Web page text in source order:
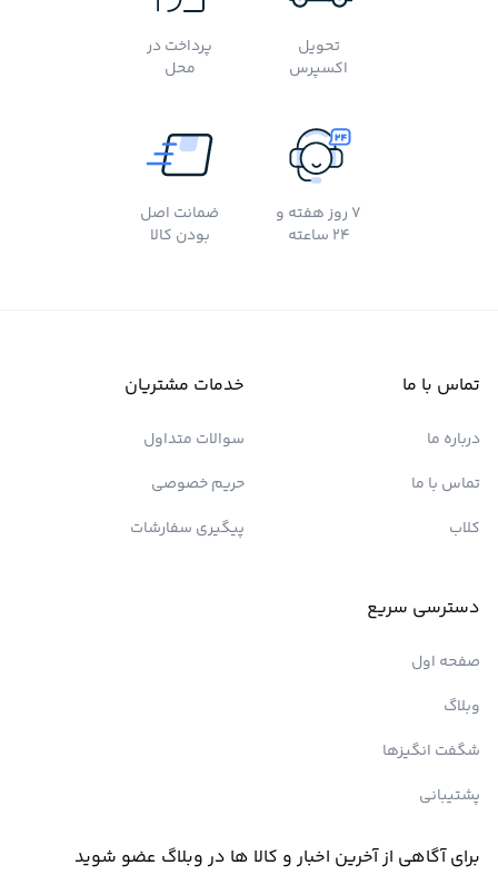
تحویل
اکسپرس
پرداخت در
محل
7 روز هفته و
24 ساعته
ضمانت اصل
بودن کالا
تماس با ما
درباره ما
تماس با ما
کلاب
خدمات مشتریان
سوالات متداول
حریم خصوصی
پیگیری سفارشات
دسترسی سریع
صفحه اول
وبلاگ
شگفت انگیزها
پشتیبانی
برای آگاهی از آخرین اخبار و کالا ها در وبلاگ عضو شوید